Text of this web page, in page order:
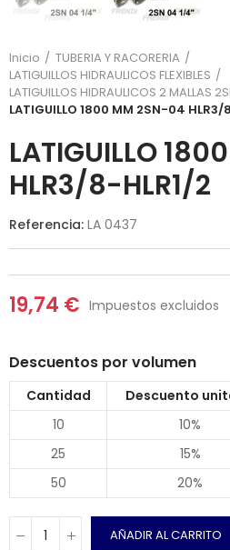
Inicio
TUBERIA Y RACORERIA
LATIGUILLOS HIDRAULICOS FLEXIBLES
LATIGUILLOS HIDRAULICOS 2 MALLAS
LATIGUILLO 1800 MM 2SN-04 HLR3/
LATIGUILLO
HLR3/8-HLR1/2
Referencia: LA 0437
19,74 € Impuestos excluidos
Descuentos por volumen
Cantidad Descuento
10
10%
25
15%
50
20%
AÑADIR AL CARRITO